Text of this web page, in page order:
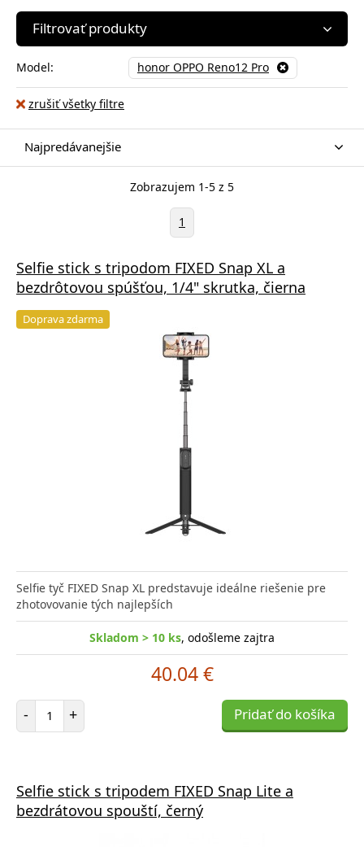
Filtrovať produkty
Model: honor OPPO Reno12 Pro
zrušiť všetky filtre
Najpredávanejšie
Zobrazujem 1-5 z 5
1
Selfie stick s tripodom FIXED Snap XL a
bezdrôtovou spúšťou, 1/4" skrutka, čierna
Doprava zdarma
Selfie tyč FIXED Snap XL predstavuje ideálne riešenie pre
zhotovovanie tých najlepších
Skladom > 10 ks, odošleme zajtra
40.04 €
- Počet položiek
+ Pridať do košíka
Selfie stick s tripodem FIXED Snap Lite a
bezdrátovou spouští, černý